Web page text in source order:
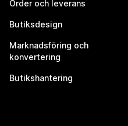
Order och leverans
Butiksdesign
Marknadsföring och
konvertering
Butikshantering